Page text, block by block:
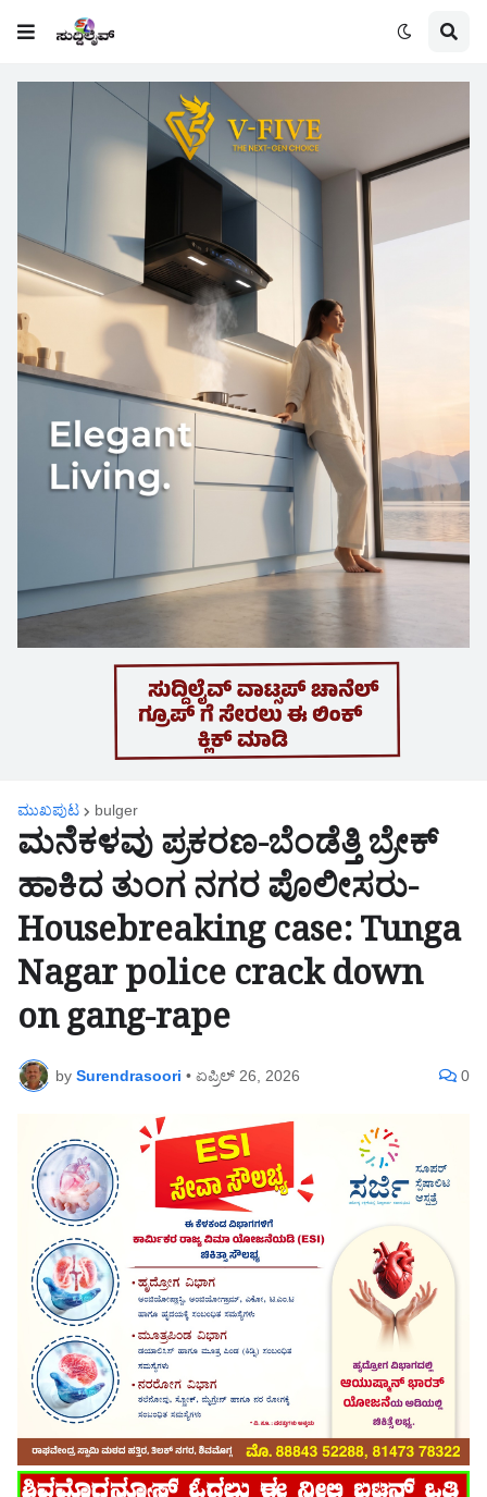
ಮುಖಪುಟ bulger
ಮನೆಕಳವು ಪ್ರಕರಣ-ಬೆಂಡೆತ್ತಿ ಬ್ರೇಕ್
ಹಾಕಿದ ತುಂಗ ನಗರ ಪೊಲೀಸರು-
Housebreaking case: Tunga
Nagar police crack down
on gang-rape
by Surendrasoori • ಏಪ್ರಿಲ್ 26, 2026 0